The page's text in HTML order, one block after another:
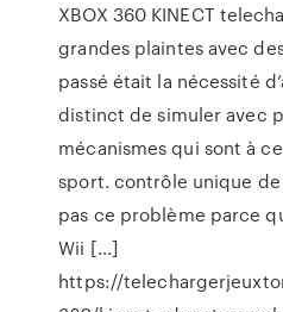
XBOX 360 KINECT
grandes plaintes avec
passé était la nécessité
distinct de simuler avec
mécanismes qui sont à
sport. contrôle unique de
pas ce problème parce
Wii […]
https://